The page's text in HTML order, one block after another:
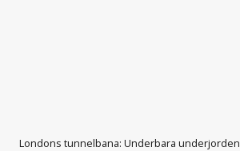
Londons tunnelbana: Underbara underjorden